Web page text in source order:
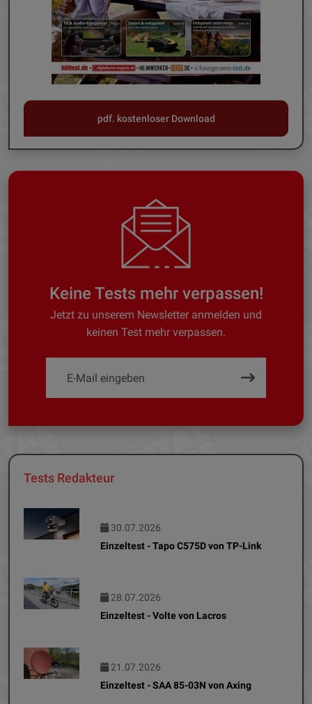
pdf. kostenloser Download
Keine Tests mehr verpassen!
Jetzt zu unserem Newsletter anmelden und
keinen Test mehr verpassen.
Tests Redakteur
30.07.2026
Einzeltest - Tapo C575D von TP-Link
28.07.2026
Einzeltest - Volte von Lacros
21.07.2026
Einzeltest - SAA 85-03N von Axing